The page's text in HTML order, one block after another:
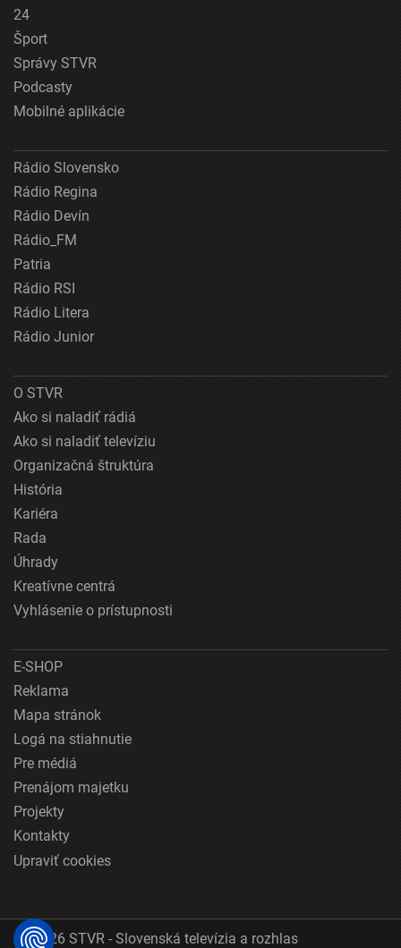
24
Šport
Správy STVR
Podcasty
Mobilné aplikácie
Rádio Slovensko
Rádio Regina
Rádio Devín
Rádio_FM
Patria
Rádio RSI
Rádio Litera
Rádio Junior
O STVR
Ako si naladiť rádiá
Ako si naladiť televíziu
Organizačná štruktúra
História
Kariéra
Rada
Úhrady
Kreatívne centrá
Vyhlásenie o prístupnosti
E-SHOP
Reklama
Mapa stránok
Logá na stiahnutie
Pre médiá
Prenájom majetku
Projekty
Kontakty
Upraviť cookies
© 2026 STVR - Slovenská televízia a rozhlas